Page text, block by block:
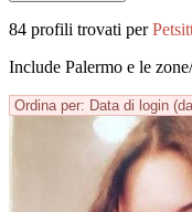
84 profili trovati per
Include Palermo e le